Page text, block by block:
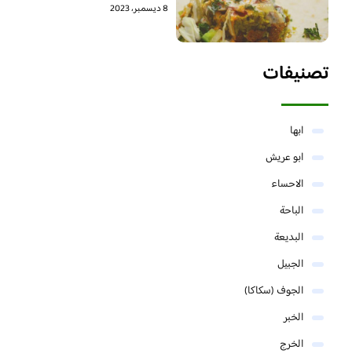
8 ديسمبر، 2023
تصنيفات
ابها
ابو عريش
الاحساء
الباحة
البديعة
الجبيل
الجوف (سكاكا)
الخبر
الخرج